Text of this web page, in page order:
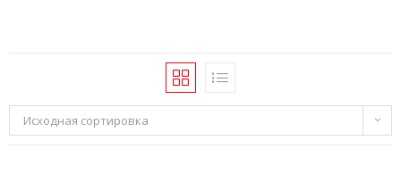
Исходная сортировка